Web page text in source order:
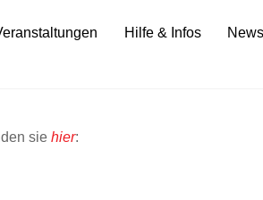
Hilfe & Infos
sie hier: